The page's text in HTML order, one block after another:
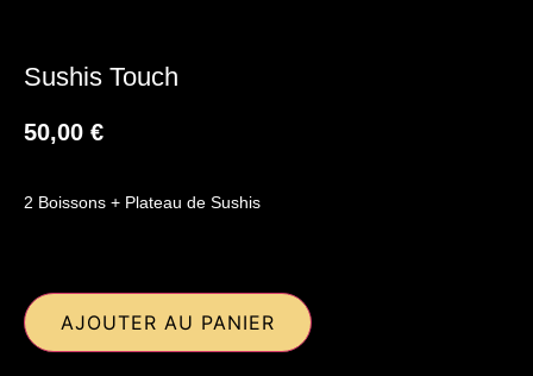
Sushis Touch
50,00 €
2 Boissons + Plateau de Sushis
AJOUTER AU PANIER